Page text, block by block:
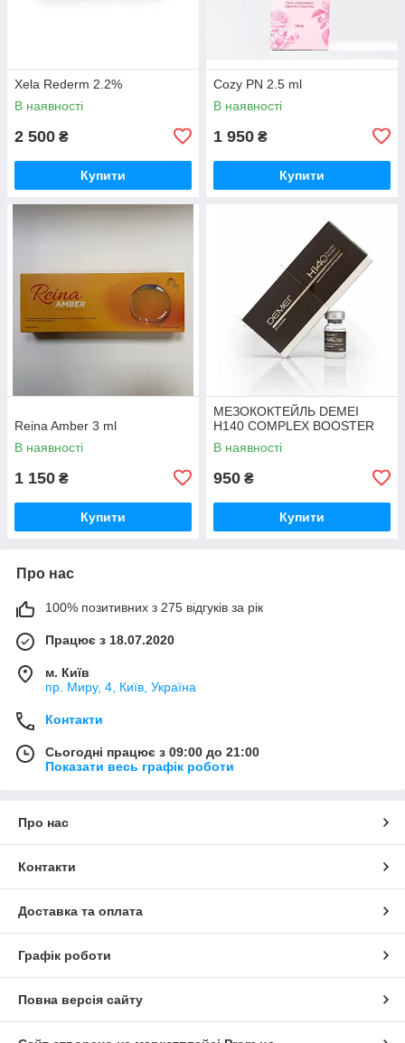
Xela Rederm 2.2%
В наявності
2 500 ₴
Купити
Cozy PN 2.5 ml
В наявності
1 950 ₴
Купити
Reina Amber 3 ml
В наявності
1 150 ₴
Купити
МЕЗОКОКТЕЙЛЬ DEMEI
H140 COMPLEX BOOSTER
В наявності
950 ₴
Купити
Про нас
100% позитивних з 275 відгуків за рік
Працює з 18.07.2020
м. Київ
пр. Миру, 4, Київ, Україна
Контакти
Сьогодні працює з 09:00 до 21:00
Показати весь графік роботи
Про нас
Контакти
Доставка та оплата
Графік роботи
Повна версія сайту